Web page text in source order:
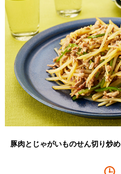
豚肉とじゃがいものせん切り炒め